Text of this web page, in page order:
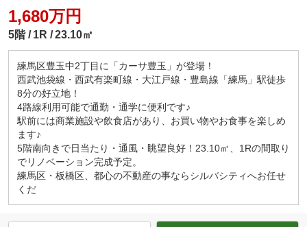
1,680万円
5階 1R 23.10㎡
練馬区豊玉中2丁目に「カーサ豊玉」が登場！
西武池袋線・西武有楽町線・大江戸線・豊島線「練馬」駅徒歩
8分の好立地！
4路線利用可能で通勤・通学に便利です♪
駅前には商業施設や飲食店があり、お買い物やお食事を楽しめ
ます♪
5階南向きで日当たり・通風・眺望良好！23.10㎡、1Rの間取り
でリノベーション完成予定。
練馬区・板橋区、都心の不動産の事ならシルバシティへお任せ
くだ